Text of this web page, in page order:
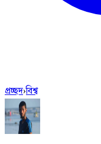
প্রচ্ছদ›বিশ্ব